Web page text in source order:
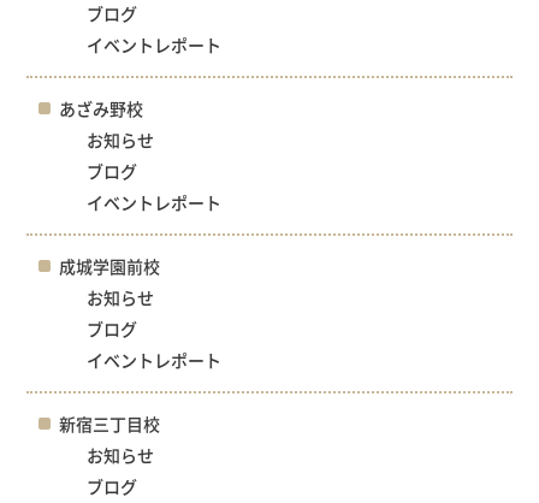
ブログ
イベントレポート
あざみ野校
お知らせ
ブログ
イベントレポート
成城学園前校
お知らせ
ブログ
イベントレポート
新宿三丁目校
お知らせ
ブログ